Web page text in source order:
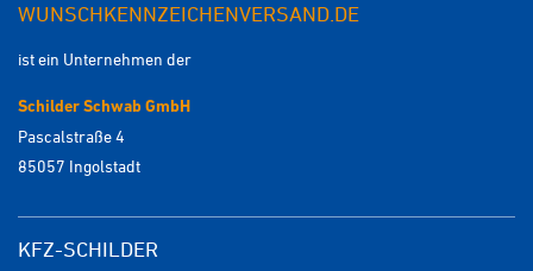
WUNSCHKENNZEICHENVERSAND.DE
ist ein Unternehmen der
Schilder Schwab GmbH
Pascalstraße 4
85057 Ingolstadt
KFZ-SCHILDER